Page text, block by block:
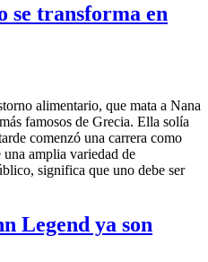
se transforma en
alimentario, que mata a Nana
famosos de Grecia. Ella solía
comenzó una carrera como
amplia variedad de
significa que uno debe ser
Legend ya son